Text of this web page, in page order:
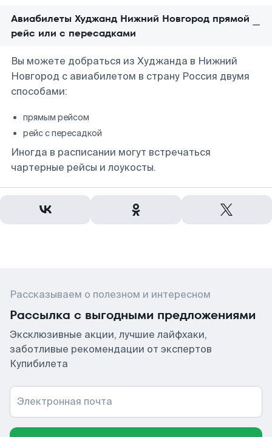
Авиабилеты Худжанд Нижний Новгород прямой
рейс или с пересадками
Вы можете добраться из Худжанда в Нижний
Новгород с авиабилетом в страну Россия двумя
способами:
прямым рейсом
рейс с пересадкой
Иногда в расписании могут встречаться
чартерные рейсы и лоукосты.
Рассказываем о полезном и интересном
Рассылка с выгодными предложениями
Эксклюзивные акции, лучшие лайфхаки,
заботливые рекомендации от экспертов
Купибилета
Электронная почта